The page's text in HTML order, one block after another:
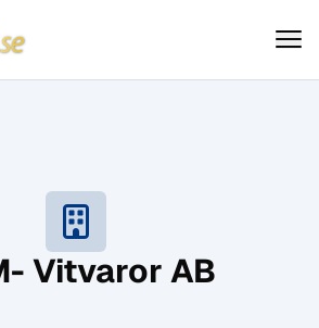
Vitvaror AB